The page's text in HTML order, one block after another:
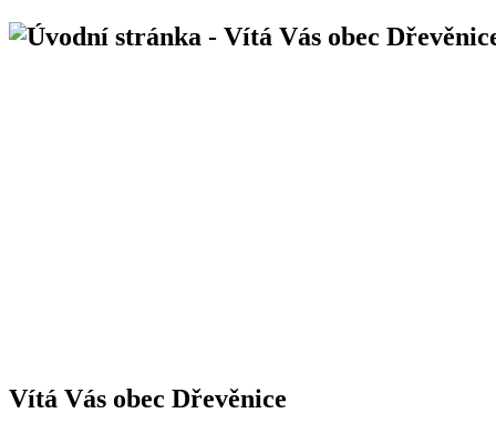
Vítá Vás obec Dřevěnice